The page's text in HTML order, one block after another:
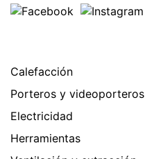
Calefacción
Porteros y videoporteros
Electricidad
Herramientas